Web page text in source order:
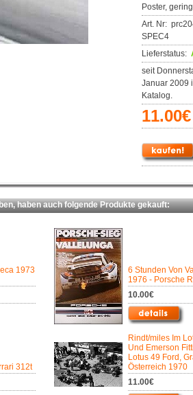
Poster,
Art. Nr:
SPEC4
Lieferstatus:
seit
Januar 2009
Katalog.
11.00€
haben auch folgende Produkte gekauft:
1973
6 Stunden Von
1976 - Porsche
10.00€
312t
Rindt/miles Im
Und Emerson
Lotus 49 Ford,
Österreich 1970
11.00€